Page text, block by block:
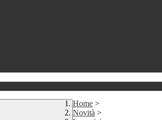
Home >
Novità >